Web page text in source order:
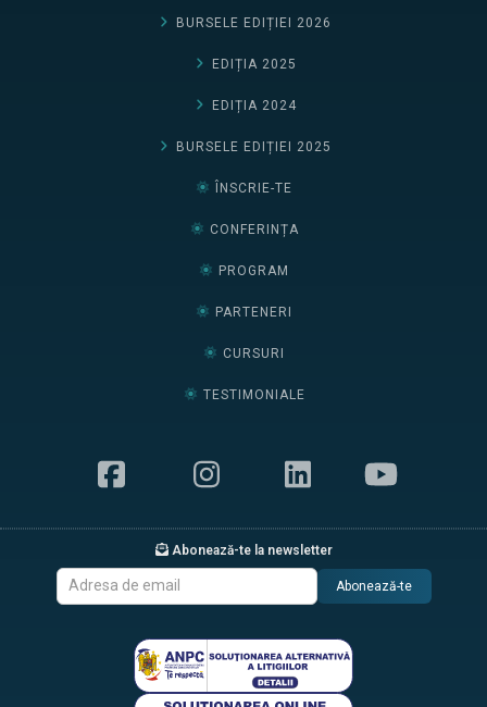
BURSELE EDIȚIEI 2026
EDIȚIA 2025
EDIȚIA 2024
BURSELE EDIȚIEI 2025
ÎNSCRIE-TE
CONFERINȚA
PROGRAM
PARTENERI
CURSURI
TESTIMONIALE
Abonează-te la newsletter
Abonează-te